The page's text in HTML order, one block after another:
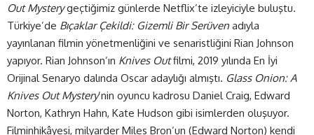
Out Mysterygeçtiğimiz günlerde Netflix’te izleyiciyle buluştu.
Türkiye’de Bıçaklar Çekildi: Gizemli Bir Serüven adıyla
yayınlanan filmin yönetmenliğini ve senaristliğini Rian Johnson
yapıyor. Rian Johnson’ın Knives Outfilmi, 2019 yılında En İyi
Orijinal Senaryo dalında Oscar adaylığı almıştı. Glass Onion: A
Knives Out Mystery’nin oyuncu kadrosu Daniel Craig, Edward
Norton, Kathryn Hahn, Kate Hudson gibi isimlerden oluşuyor.
Filminhikâyesi, milyarder Miles Bron’un (Edward Norton) kendi